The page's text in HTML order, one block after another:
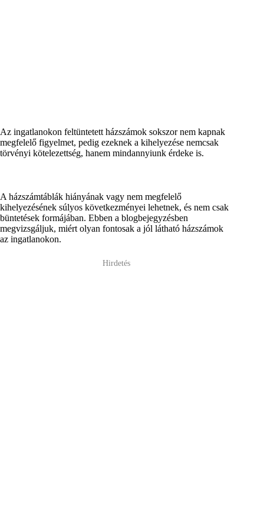
Az ingatlanokon feltüntetett házszámok sokszor nem kapnak
megfelelő figyelmet, pedig ezeknek a kihelyezése nemcsak
törvényi kötelezettség, hanem mindannyiunk érdeke is.
A házszámtáblák hiányának vagy nem megfelelő
kihelyezésének súlyos következményei lehetnek, és nem csak
büntetések formájában. Ebben a blogbejegyzésben
megvizsgáljuk, miért olyan fontosak a jól látható házszámok
az ingatlanokon.
Hirdetés